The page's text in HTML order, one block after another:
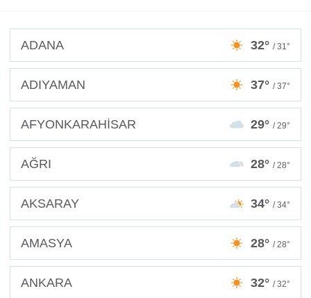
ADANA 32° / 31°
ADIYAMAN 37° / 37°
AFYONKARAHİSAR 29° / 29°
AĞRI 28° / 28°
AKSARAY 34° / 34°
AMASYA 28° / 28°
ANKARA 32° / 32°